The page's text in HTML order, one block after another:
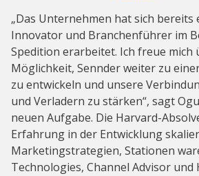
„Das Unternehmen hat sich bereits
Innovator und Branchenführer im
Spedition erarbeitet. Ich freue mich
Möglichkeit, Sennder weiter zu
zu entwickeln und unsere
und Verladern zu stärken“, sagt
neuen Aufgabe. Die Harvard-
Erfahrung in der Entwicklung
Marketingstrategien, Stationen
Technologies, Channel Advisor